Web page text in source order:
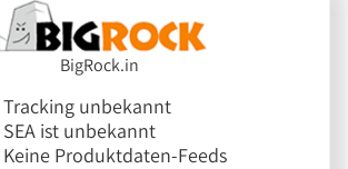
BigRock.in
Tracking unbekannt
SEA ist unbekannt
Keine Produktdaten-Feeds